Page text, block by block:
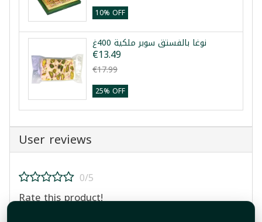
10% OFF
نوغا بالفستق سوبر ملكية 400غ
€13.49
€17.99
25% OFF
User reviews
0/5
Rate this product!